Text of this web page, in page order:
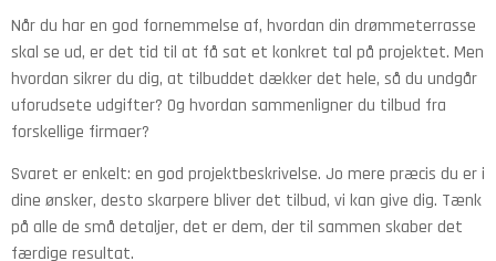
Når du har en god fornemmelse af, hvordan din drømmeterrasse
skal se ud, er det tid til at få sat et konkret tal på projektet. Men
hvordan sikrer du dig, at tilbuddet dækker det hele, så du undgår
uforudsete udgifter? Og hvordan sammenligner du tilbud fra
forskellige firmaer?
Svaret er enkelt: en god projektbeskrivelse. Jo mere præcis du er i
dine ønsker, desto skarpere bliver det tilbud, vi kan give dig. Tænk
på alle de små detaljer, det er dem, der til sammen skaber det
færdige resultat.